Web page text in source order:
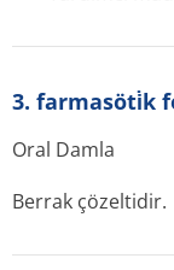
3. farmasöti̇k
Oral Damla
Berrak çözeltidir.